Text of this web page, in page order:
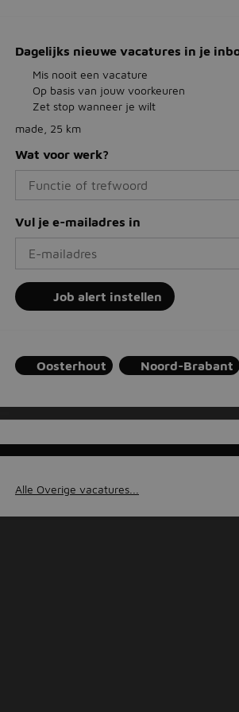
Dagelijks nieuwe vacatures in je
Mis nooit een vacature
Op basis van jouw voorkeuren
Zet stop wanneer je wilt
made, 25 km
Wat voor werk?
Vul je e-mailadres in
Job alert instellen
Oosterhout Noord-Brabant
Alle Overige vacatures...